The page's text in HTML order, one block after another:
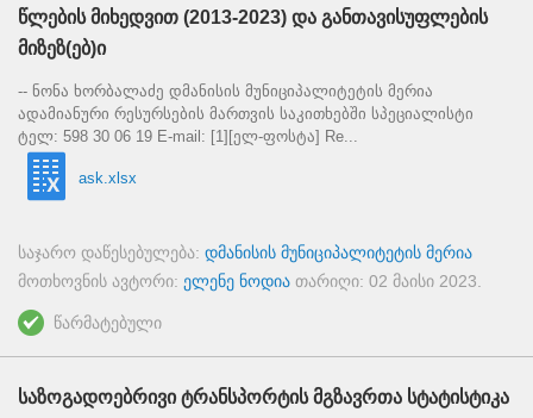
წლების მიხედვით (2013-2023) და განთავისუფლების
მიზეზ(ებ)ი
-- ნონა ხორბალაძე დმანისის მუნიციპალიტეტის მერია
ადამიანური რესურსების მართვის საკითხებში სპეციალისტი
ტელ: 598 30 06 19 E-mail: [1][ელ-ფოსტა] Re...
ask.xlsx
საჯარო დაწესებულება: დმანისის მუნიციპალიტეტის მერია
მოთხოვნის ავტორი: ელენე ნოდია თარიღი: 02 მაისი 2023
წარმატებული
საზოგადოებრივი ტრანსპორტის მგზავრთა სტატისტიკა